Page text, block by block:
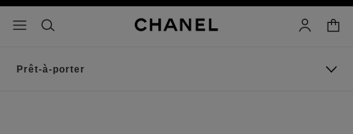
menü - hauptnavigation
- hauptnavigation
suchen konto
Prêt-à-porter